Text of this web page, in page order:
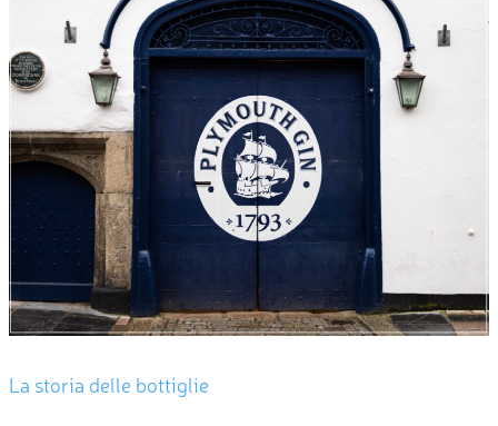
La storia delle bottiglie